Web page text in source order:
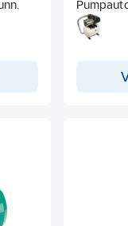
och
vatten.
försedd